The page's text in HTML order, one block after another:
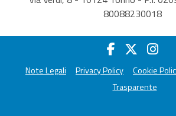
80088230018
Note Legali Privacy Policy Cookie
Trasparente